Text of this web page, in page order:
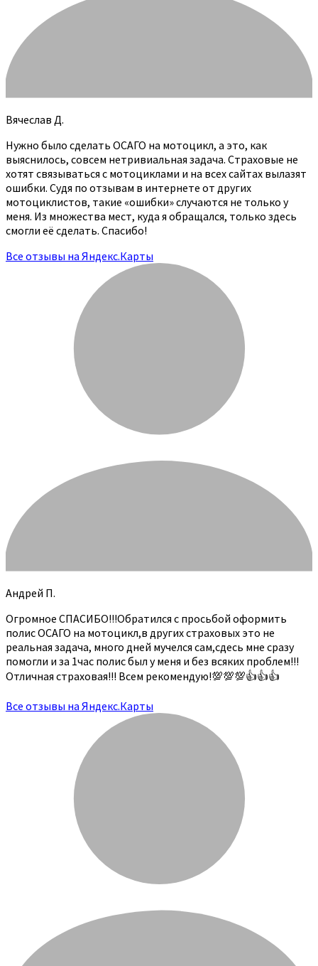
Вячеслав Д.
Нужно было сделать ОСАГО на мотоцикл, а это, как
выяснилось, совсем нетривиальная задача. Страховые не
хотят связываться с мотоциклами и на всех сайтах вылазят
ошибки. Судя по отзывам в интернете от других
мотоциклистов, такие «ошибки» случаются не только у
меня. Из множества мест, куда я обращался, только здесь
смогли её сделать. Спасибо!
Все отзывы на Яндекс.Карты
Андрей П.
Огромное СПАСИБО!!!Обратился с просьбой оформить
полис ОСАГО на мотоцикл,в других страховых это не
реальная задача, много дней мучелся сам,сдесь мне сразу
помогли и за 1час полис был у меня и без всяких проблем!!!
Отличная страховая!!! Всем рекомендую!💯💯💯👍👍👍
Все отзывы на Яндекс.Карты